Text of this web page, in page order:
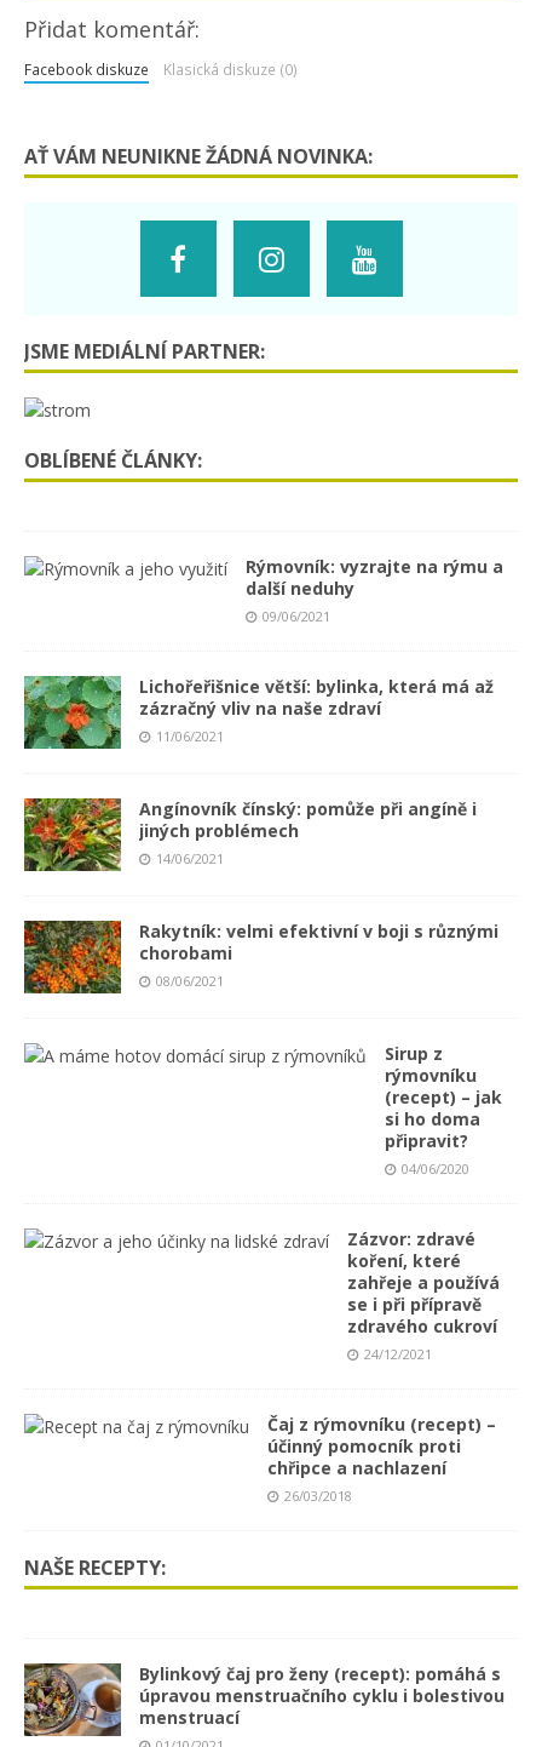
Přidat komentář:
Facebook diskuze Klasická diskuze (0)
AŤ VÁM NEUNIKNE ŽÁDNÁ NOVINKA:
JSME MEDIÁLNÍ PARTNER:
OBLÍBENÉ ČLÁNKY:
Rýmovník: vyzrajte na rýmu a
další neduhy
09/06/2021
Lichořeřišnice větší: bylinka, která má až
zázračný vliv na naše zdraví
11/06/2021
Angínovník čínský: pomůže při angíně i
jiných problémech
14/06/2021
Rakytník: velmi efektivní v boji s různými
chorobami
08/06/2021
Sirup z
rýmovníku
(recept) – jak
si ho doma
připravit?
04/06/2020
Zázvor: zdravé
koření, které
zahřeje a používá
se i při přípravě
zdravého cukroví
24/12/2021
Čaj z rýmovníku (recept) –
účinný pomocník proti
chřipce a nachlazení
26/03/2018
NAŠE RECEPTY:
Bylinkový čaj pro ženy (recept): pomáhá s
úpravou menstruačního cyklu i bolestivou
menstruací